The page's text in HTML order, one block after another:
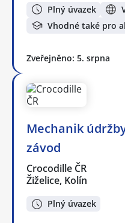
Plný úvazek
Vhodné také pro
Zveřejněno: 5. srpna
Mechanik
závod
Crocodille ČR
Žiželice, Kolín
Plný úvazek